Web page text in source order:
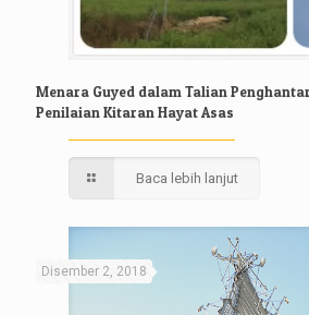
Menara Guyed dalam Talian
Penilaian Kitaran Hayat Asas
Baca lebih lanjut
Disember 2, 2018